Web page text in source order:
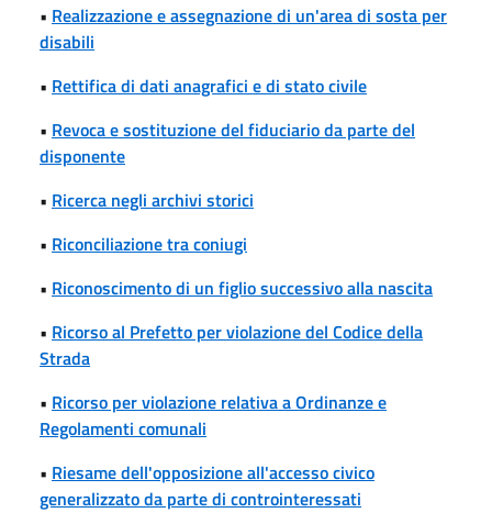
• Realizzazione e assegnazione di un'area di sosta per
disabili
• Rettifica di dati anagrafici e di stato civile
• Revoca e sostituzione del fiduciario da parte del
disponente
• Ricerca negli archivi storici
• Riconciliazione tra coniugi
• Riconoscimento di un figlio successivo alla nascita
• Ricorso al Prefetto per violazione del Codice della
Strada
• Ricorso per violazione relativa a Ordinanze e
Regolamenti comunali
• Riesame dell'opposizione all'accesso civico
generalizzato da parte di controinteressati